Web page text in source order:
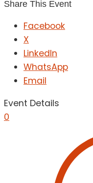
Share This Event
Facebook
X
LinkedIn
WhatsApp
Email
Event Details
0